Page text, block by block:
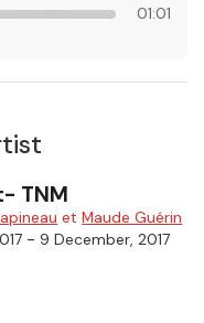
01:01
TNM
etMaude Guérin
-9 December, 2017